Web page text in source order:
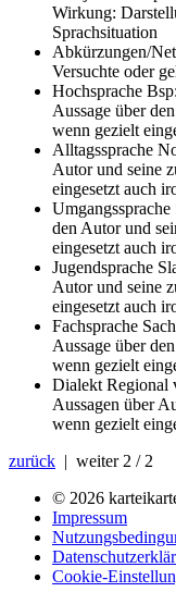
Wirkung:
Sprachsituation
Abkürzungen/
Versuchte oder
Hochsprache
Aussage über
wenn gezielt
Alltagssprache
Autor und seine
eingesetzt auch
Umgangssprache
den Autor und
eingesetzt auch
Jugendsprache
Autor und seine
eingesetzt auch
Fachsprache
Aussage über
wenn gezielt
Dialekt Regional
Aussagen über
wenn gezielt
zurück | weiter 2 / 2
© 2026
Impressum
Cookie-